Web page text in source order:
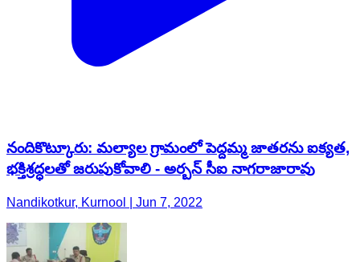
నందికొట్కూరు: మల్యాల గ్రామంలో పెద్దమ్మ జాతరను ఐక్యత,
భక్తిశ్రద్ధలతో జరుపుకోవాలి - అర్బన్ సీఐ నాగరాజారావు
Nandikotkur, Kurnool | Jun 7, 2022